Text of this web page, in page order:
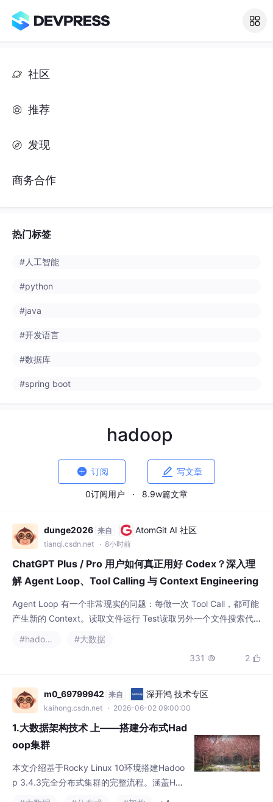
社区
推荐
发现
商务合作
热门标签
#人工智能
#python
#java
#开发语言
#数据库
#spring boot
hadoop
 订阅  写文章
0订阅用户 · 8.9w篇文章
dunge2026 来自 AtomGit AI 社区
tianqi.csdn.net · 8小时前
ChatGPT Plus / Pro 用户如何真正用好 Codex？深入理
解 Agent Loop、Tool Calling 与 Context Engineering
Agent Loop 有一个非常现实的问题：每做一次 Tool Call，都可能
产生新的 Context。读取文件运行 Test读取另外一个文件搜索代
码Git DiffContext↓越来越大。
#hadoop
#大数据
331  2 
m0_69799942 来自 深开鸿 技术专区
kaihong.csdn.net · 2026-06-02 09:00:00
1.大数据架构技术 上——搭建分布式Had
oop集群
本文介绍基于Rocky Linux 10环境搭建Hadoo
p 3.4.3完全分布式集群的完整流程。涵盖HDF
S与YARN两大核心组件的概念解析、系统规